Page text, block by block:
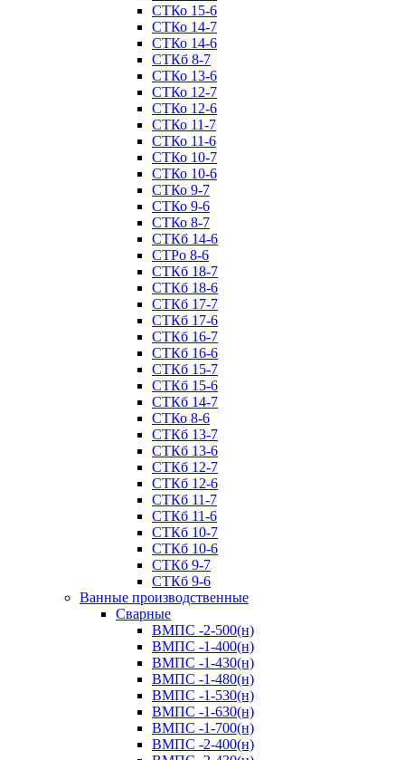
СТКо 15-6
СТКо 14-7
СТКо 14-6
СТКб 8-7
СТКо 13-6
СТКо 12-7
СТКо 12-6
СТКо 11-7
СТКо 11-6
СТКо 10-7
СТКо 10-6
СТКо 9-7
СТКо 9-6
СТКо 8-7
СТКб 14-6
СТРо 8-6
СТКб 18-7
СТКб 18-6
СТКб 17-7
СТКб 17-6
СТКб 16-7
СТКб 16-6
СТКб 15-7
СТКб 15-6
СТКб 14-7
СТКо 8-6
СТКб 13-7
СТКб 13-6
СТКб 12-7
СТКб 12-6
СТКб 11-7
СТКб 11-6
СТКб 10-7
СТКб 10-6
СТКб 9-7
СТКб 9-6
Ванные производственные
Cварные
ВМПС -2-500(н)
ВМПС -1-400(н)
ВМПС -1-430(н)
ВМПС -1-480(н)
ВМПС -1-530(н)
ВМПС -1-630(н)
ВМПС -1-700(н)
ВМПС -2-400(н)